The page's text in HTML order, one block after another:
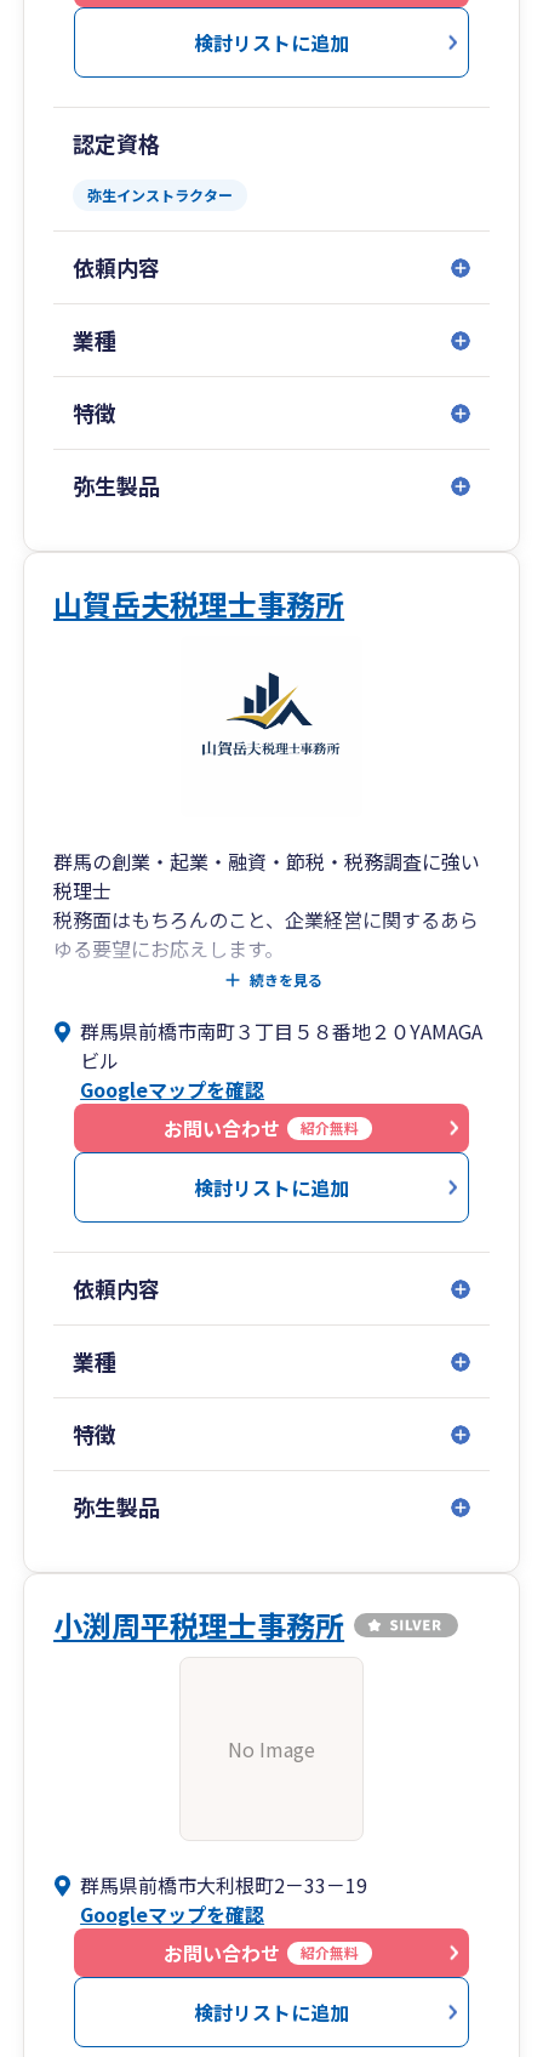
検討リストに追加
認定資格
弥生インストラクター
依頼内容
業種
特徴
弥生製品
山賀岳夫税理士事務所
群馬の創業・起業・融資・節税・税務調査に強い
税理士
税務面はもちろんのこと、企業経営に関するあら
ゆる要望にお応えします。
私たちは、企業が直面する様々な経営課題を根本
本来の業務以外にも多岐にわたるサービスを提供
しております。
企業と経営者様の３年後・５年後・１０年後を見
据えたトータルサポートが弊社のモットーです。
私たちは、お客さまが本当に求めていることにフ
ォーカスし、利益を減らすのではなく、増やすこ
とによって貢献してまいります。
お客様に寄り添い、企業として、個人としてより
良い信頼関係を築けるよう努力してまいります。
従業員の心身の健康を大切にし、個人・チームワ
るい未来を創るために貢献してまいります。
続きを見る
群馬県前橋市南町３丁目５８番地２０YAMAGA
ビル
Googleマップを確認
お問い合わせ
紹介無料
検討リストに追加
依頼内容
業種
特徴
弥生製品
小渕周平税理士事務所
No Image
群馬県前橋市大利根町2－33－19
Googleマップを確認
お問い合わせ
紹介無料
検討リストに追加